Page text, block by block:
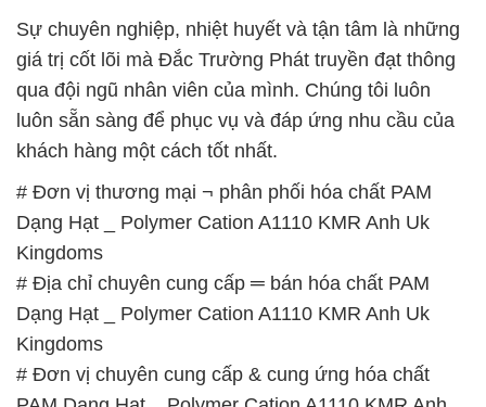
Sự chuyên nghiệp, nhiệt huyết và tận tâm là những
giá trị cốt lõi mà Đắc Trường Phát truyền đạt thông
qua đội ngũ nhân viên của mình. Chúng tôi luôn
luôn sẵn sàng để phục vụ và đáp ứng nhu cầu của
khách hàng một cách tốt nhất.
# Đơn vị thương mại ¬ phân phối hóa chất PAM
Dạng Hạt _ Polymer Cation A1110 KMR Anh Uk
Kingdoms
# Địa chỉ chuyên cung cấp ═ bán hóa chất PAM
Dạng Hạt _ Polymer Cation A1110 KMR Anh Uk
Kingdoms
# Đơn vị chuyên cung cấp & cung ứng hóa chất